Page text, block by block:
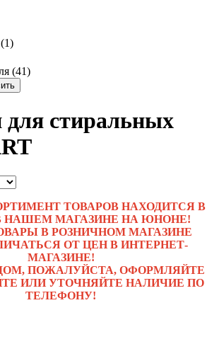
(41)
для стиральных
ТОВАРОВ НАХОДИТСЯ В
НАШЕМ МАГАЗИНЕ НА ЮНОНЕ!
В РОЗНИЧНОМ МАГАЗИНЕ
ОТ ЦЕН В ИНТЕРНЕТ-
МАГАЗИНЕ!
ПОЖАЛУЙСТА, ОФОРМЛЯЙТЕ
ИЛИ УТОЧНЯЙТЕ НАЛИЧИЕ ПО
ТЕЛЕФОНУ!